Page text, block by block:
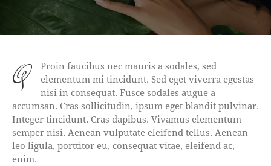
qProin faucibus nec mauris a sodales, sed
elementum mi tincidunt. Sed eget viverra egestas
nisi in consequat. Fusce sodales augue a
accumsan. Cras sollicitudin, ipsum eget blandit pulvinar.
Integer tincidunt. Cras dapibus. Vivamus elementum
semper nisi. Aenean vulputate eleifend tellus. Aenean
leo ligula, porttitor eu, consequat vitae, eleifend ac,
enim.